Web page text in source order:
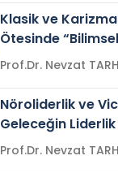
Klasik ve
Ötesinde
Prof.Dr.
Nöroliderlik ve
Geleceğin
Prof.Dr.